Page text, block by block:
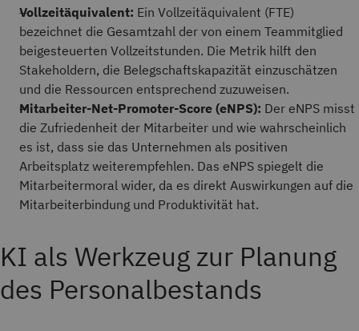
Vollzeitäquivalent: Ein Vollzeitäquivalent (FTE)
bezeichnet die Gesamtzahl der von einem Teammitglied
beigesteuerten Vollzeitstunden. Die Metrik hilft den
Stakeholdern, die Belegschaftskapazität einzuschätzen
und die Ressourcen entsprechend zuzuweisen.
Mitarbeiter-Net-Promoter-Score (eNPS): Der eNPS misst
die Zufriedenheit der Mitarbeiter und wie wahrscheinlich
es ist, dass sie das Unternehmen als positiven
Arbeitsplatz weiterempfehlen. Das eNPS spiegelt die
Mitarbeitermoral wider, da es direkt Auswirkungen auf die
Mitarbeiterbindung und Produktivität hat.
KI als Werkzeug zur Planung
des Personalbestands